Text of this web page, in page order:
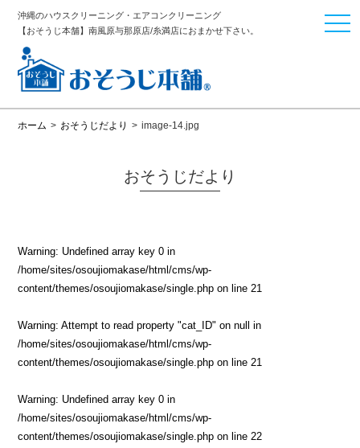
沖縄のハウスクリーニング・エアコンクリーニング
【おそうじ本舗】南風原与那原店/糸満店におまかせ下さい。
ホーム > おそうじだより > image-14.jpg
おそうじだより
Warning: Undefined array key 0 in
/home/sites/osoujiomakase/html/cms/wp-
content/themes/osoujiomakase/single.php on line 21
Warning: Attempt to read property "cat_ID" on null in
/home/sites/osoujiomakase/html/cms/wp-
content/themes/osoujiomakase/single.php on line 21
Warning: Undefined array key 0 in
/home/sites/osoujiomakase/html/cms/wp-
content/themes/osoujiomakase/single.php on line 22